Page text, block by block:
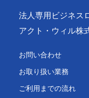
法人専用ビジネス
アクト・ウィル株
お問い合わせ
お取り扱い業務
ご利用までの流れ